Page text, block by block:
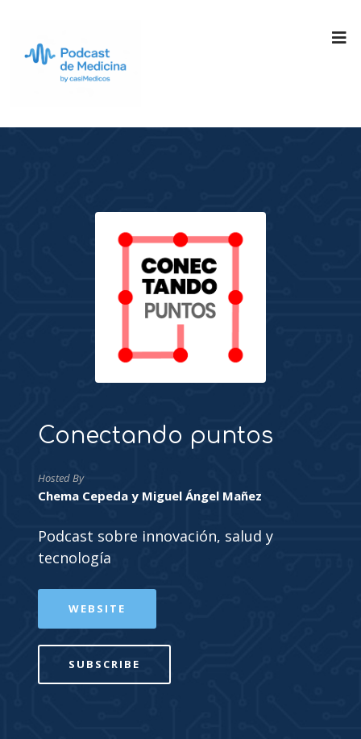
Conectando puntos
Hosted By
Chema Cepeda y Miguel Ángel Mañez
Podcast sobre innovación, salud y
tecnología
WEBSITE
SUBSCRIBE